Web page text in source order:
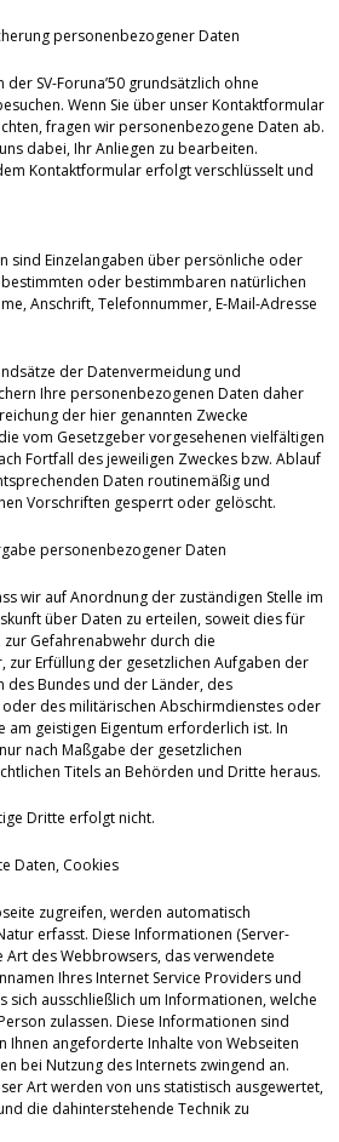
personenbezogener Daten
der SV-Foruna’50 grundsätzlich ohne
Wenn Sie über unser Kontaktformular
fragen wir personenbezogene Daten ab.
dabei, Ihr Anliegen zu bearbeiten.
Kontaktformular erfolgt verschlüsselt und
sind Einzelangaben über persönliche oder
oder bestimmbaren natürlichen
Anschrift, Telefonnummer, E-Mail-Adresse
der Datenvermeidung und
Ihre personenbezogenen Daten daher
der hier genannten Zwecke
vom Gesetzgeber vorgesehenen vielfältigen
Fortfall des jeweiligen Zweckes bzw. Ablauf
Daten routinemäßig und
Vorschriften gesperrt oder gelöscht.
personenbezogener Daten
wir auf Anordnung der zuständigen Stelle im
über Daten zu erteilen, soweit dies für
Gefahrenabwehr durch die
Erfüllung der gesetzlichen Aufgaben der
des Bundes und der Länder, des
des militärischen Abschirmdienstes oder
am geistigen Eigentum erforderlich ist. In
nach Maßgabe der gesetzlichen
Titels an Behörden und Dritte heraus.
Dritte erfolgt nicht.
Daten, Cookies
zugreifen, werden automatisch
erfasst. Diese Informationen (Server-
Art des Webbrowsers, das verwendete
Ihres Internet Service Providers und
sich ausschließlich um Informationen, welche
zulassen. Diese Informationen sind
Ihnen angeforderte Inhalte von Webseiten
bei Nutzung des Internets zwingend an.
Art werden von uns statistisch ausgewertet,
die dahinterstehende Technik zu